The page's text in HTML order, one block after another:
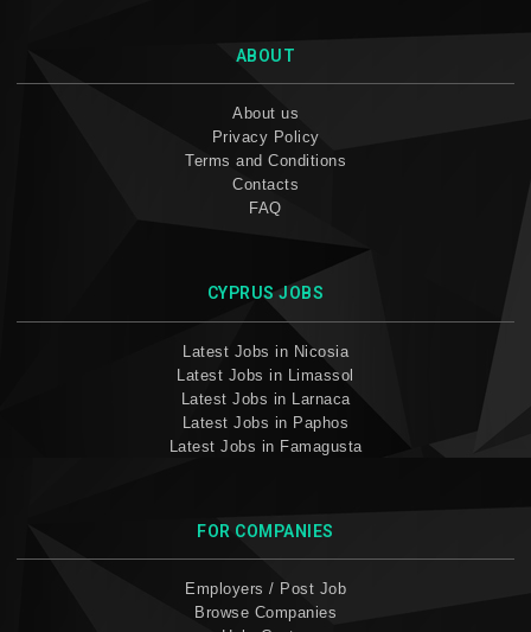
ABOUT
About us
Privacy Policy
Terms and Conditions
Contacts
FAQ
CYPRUS JOBS
Latest Jobs in Nicosia
Latest Jobs in Limassol
Latest Jobs in Larnaca
Latest Jobs in Paphos
Latest Jobs in Famagusta
FOR COMPANIES
Employers / Post Job
Browse Companies